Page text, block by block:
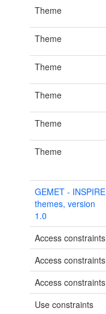
Theme
Theme
Theme
Theme
Theme
Theme
GEMET - INSPIRE
themes, version
1.0
Access constraints
Access constraints
Access constraints
Use constraints